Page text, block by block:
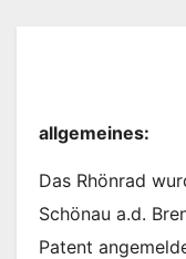
allgemeines:
Das Rhönrad
Schönau a.d.
Patent